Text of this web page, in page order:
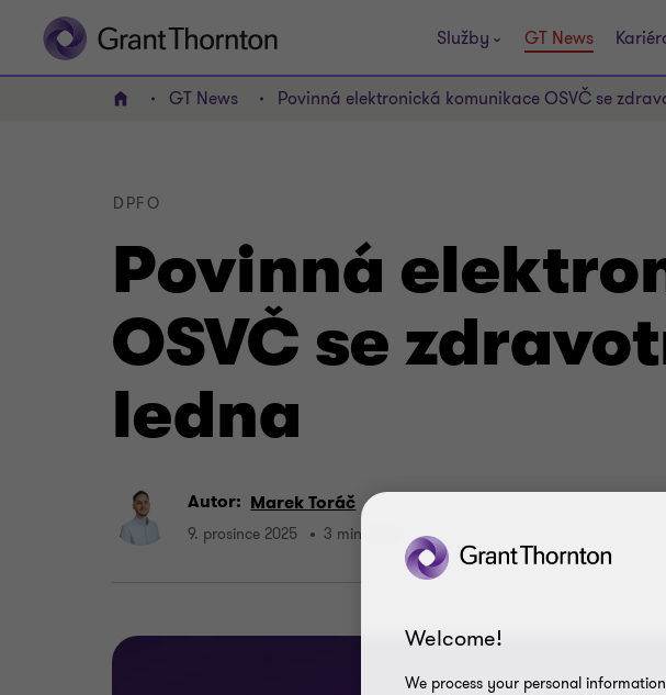
Služby GT News
Domov GT News Povinná elektronická komunikace OSVČ se
Povinná
OSVČ se
ledna
DPFO
Autor: Marek Toráč
9. prosince 2025 3 min čtení
Welcome!
We process your personal